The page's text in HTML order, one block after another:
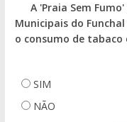
A 'Praia Sem
Municipais do
o consumo de
SIM
NÃO